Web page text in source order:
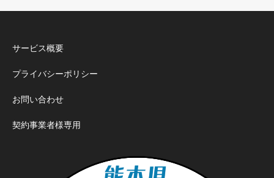
サービス概要
プライバシーポリシー
お問い合わせ
契約事業者様専用